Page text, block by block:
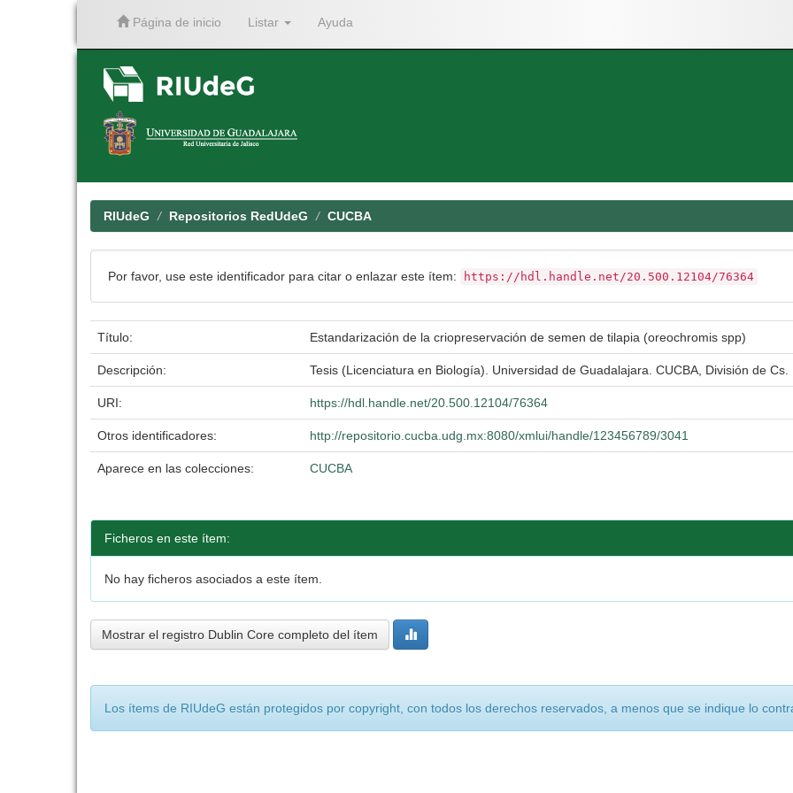
Página de inicio Listar Ayuda
RIUdeG Repositorios RedUdeG CUCBA
Por favor, use este identificador para citar o enlazar este ítem: https://hdl.handle.net/20.500.12104/76364
Título: Estandarización de la criopreservación de semen de tilapia (oreochromis spp)
Descripción: Tesis (Licenciatura en Biología). Universidad de Guadalajara. CUCBA, División de
URI: https://hdl.handle.net/20.500.12104/76364
Otros identificadores: http://repositorio.cucba.udg.mx:8080/xmlui/handle/123456789/3041
Aparece en las colecciones: CUCBA
Ficheros en este ítem:
No hay ficheros asociados a este ítem.
Mostrar el registro Dublin Core completo del ítem
Los ítems de RIUdeG están protegidos por copyright, con todos los derechos reservados, a menos que se indique lo